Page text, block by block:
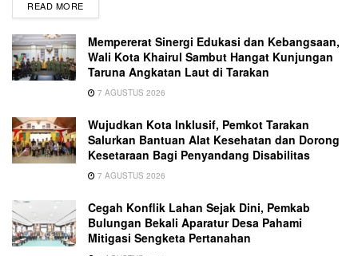
READ MORE
Mempererat Sinergi Edukasi dan Kebangsaan,
Wali Kota Khairul Sambut Hangat Kunjungan
Taruna Angkatan Laut di Tarakan
7 AGUSTUS 2026
Wujudkan Kota Inklusif, Pemkot Tarakan
Salurkan Bantuan Alat Kesehatan dan Dorong
Kesetaraan Bagi Penyandang Disabilitas
7 AGUSTUS 2026
Cegah Konflik Lahan Sejak Dini, Pemkab
Bulungan Bekali Aparatur Desa Pahami
Mitigasi Sengketa Pertanahan